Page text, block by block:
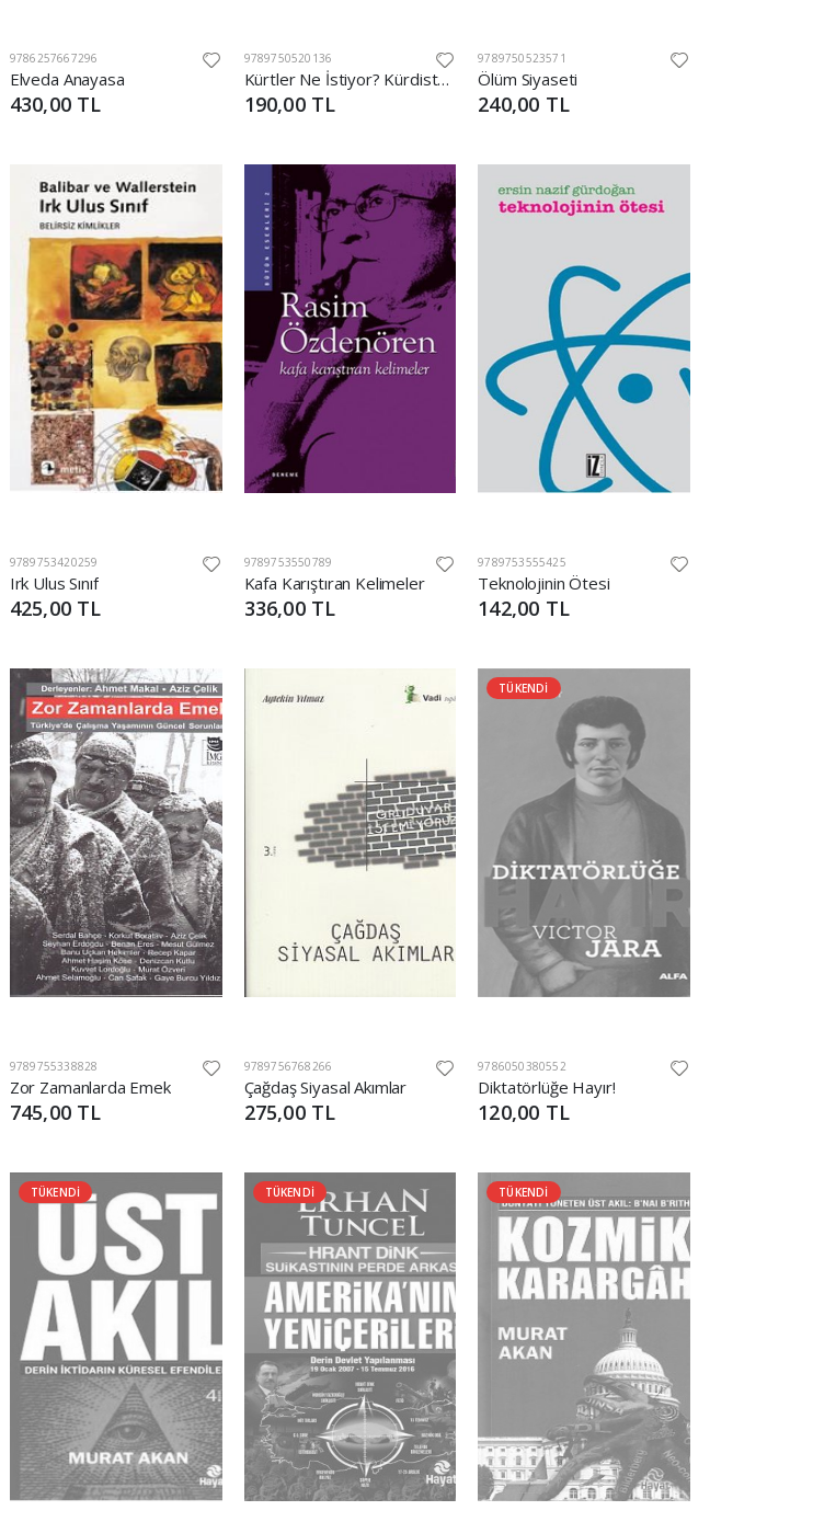
9786257667296
Elveda Anayasa
430,00 TL
9789750520136
Kürtler Ne İstiyor? Kürdistan’da Etnik Kimlik, Dindarlık, Sınıf ve Seçimler
190,00 TL
9789750523571
Ölüm Siyaseti
240,00 TL
9789753420259
Irk Ulus Sınıf
425,00 TL
9789753550789
Kafa Karıştıran Kelimeler
336,00 TL
9789753555425
Teknolojinin Ötesi
142,00 TL
9789755338828
Zor Zamanlarda Emek
745,00 TL
9789756768266
Çağdaş Siyasal Akımlar
275,00 TL
TÜKENDİ
9786050380552
Diktatörlüğe Hayır!
120,00 TL
TÜKENDİ TÜKENDİ TÜKENDİ